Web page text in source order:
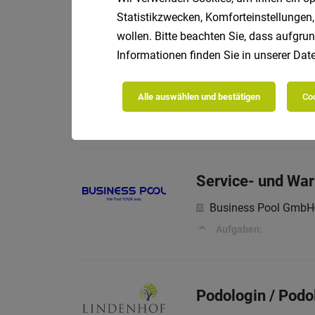
Thurtrans AG
Scherer GmbH
Service- und
Business Pool GmbH
Aufgaben:
Podologin /
Statistikzwecken,
wollen. Bitte beachten Sie, dass
Informationen finden Sie in unserer
Alle auswählen und bestätigen